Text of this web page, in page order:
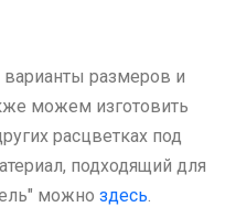
размеров и
можем изготовить
расцветках под
подходящий для
можно здесь.